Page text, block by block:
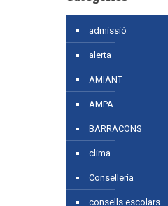
admissió
alerta
AMIANT
AMPA
BARRACONS
clima
Conselleria
consells escolars